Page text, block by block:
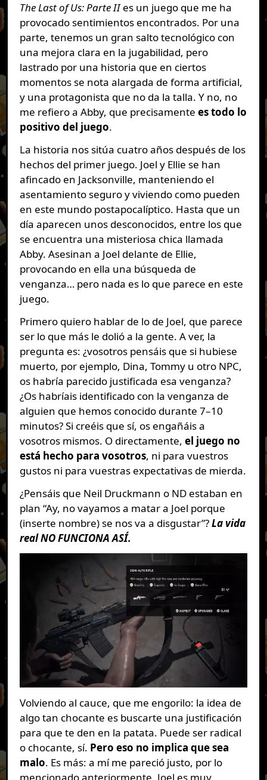
The Last of Us: Parte IIes un juego que me ha
provocado sentimientos encontrados. Por una
parte, tenemos un gran salto tecnológico con
una mejora clara en la jugabilidad, pero
lastrado por una historia que en ciertos
momentos se nota alargada de forma artificial,
y una protagonista que no da la talla. Y no, no
me refiero a Abby, que precisamente es todo lo
positivo del juego.
La historia nos sitúa cuatro años después de los
hechos del primer juego. Joel y Ellie se han
afincado en Jacksonville, manteniendo el
asentamiento seguro y viviendo como pueden
en este mundo postapocalíptico. Hasta que un
día aparecen unos desconocidos, entre los que
se encuentra una misteriosa chica llamada
Abby. Asesinan a Joel delante de Ellie,
provocando en ella una búsqueda de
venganza… pero nada es lo que parece en este
juego.
Primero quiero hablar de lo de Joel, que parece
ser lo que más le dolió a la gente. A ver, la
pregunta es: ¿vosotros pensáis que si hubiese
muerto, por ejemplo, Dina, Tommy u otro NPC,
os habría parecido justificada esa venganza?
¿Os habríais identificado con la venganza de
alguien que hemos conocido durante 7–10
minutos? Si creéis que sí, os engañáis a
vosotros mismos. O directamente, el juego no
está hecho para vosotros, ni para vuestros
gustos ni para vuestras expectativas de mierda.
¿Pensáis que Neil Druckmann o ND estaban en
plan “Ay, no vayamos a matar a Joel porque
(inserte nombre) se nos va a disgustar”?La vida
real NO FUNCIONA ASÍ.
Volviendo al cauce, que me engorilo: la idea de
algo tan chocante es buscarte una justificación
para que te den en la patata. Puede ser radical
o chocante, sí. Pero eso no implica que sea
malo. Es más: a mí me pareció justo, por lo
mencionado anteriormente. Joel es muy